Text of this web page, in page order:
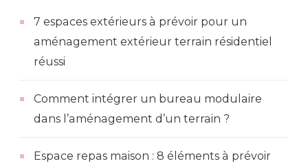
7 espaces extérieurs à prévoir pour un
aménagement extérieur terrain résidentiel
réussi
Comment intégrer un bureau modulaire
dans l’aménagement d’un terrain ?
Espace repas maison : 8 éléments à prévoir